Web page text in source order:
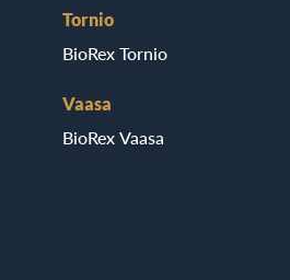
Tornio
BioRex Tornio
Vaasa
BioRex Vaasa